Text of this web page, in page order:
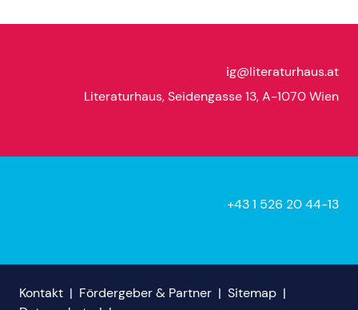
ig@literaturhaus.at
Literaturhaus, Seidengasse 13, A-1070 Wien
+43 1 526 20 44-13
Kontakt | Fördergeber & Partner | Sitemap |